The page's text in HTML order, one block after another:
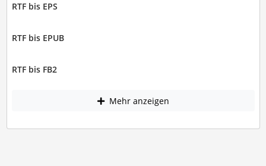
RTF bis EPS
RTF bis EPUB
RTF bis FB2
Mehr anzeigen